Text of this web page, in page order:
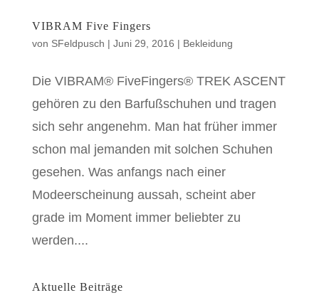
VIBRAM Five Fingers
von SFeldpusch | Juni 29, 2016 | Bekleidung
Die VIBRAM® FiveFingers® TREK ASCENT
gehören zu den Barfußschuhen und tragen
sich sehr angenehm. Man hat früher immer
schon mal jemanden mit solchen Schuhen
gesehen. Was anfangs nach einer
Modeerscheinung aussah, scheint aber
grade im Moment immer beliebter zu
werden....
Aktuelle Beiträge